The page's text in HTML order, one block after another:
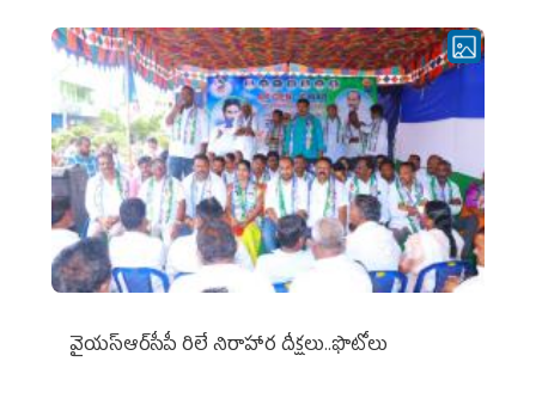
వైయ‌స్ఆర్‌సీపీ రిలే నిరాహార దీక్షలు..ఫొటోలు